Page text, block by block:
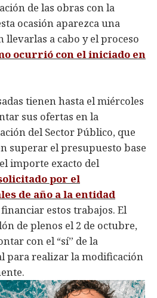
de las obras con la
ocasión aparezca una
llevarlas a cabo y el proceso
ocurrió con el iniciado en
tienen hasta el miércoles
sus ofertas en la
del Sector Público, que
superar el presupuesto base
importe exacto del
por el
de año a la entidad
estos trabajos. El
de plenos el 2 de octubre,
con el “sí” de la
para realizar la modificación